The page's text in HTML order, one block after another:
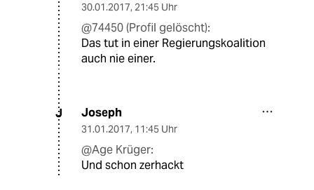
30.01.2017, 21:45 Uhr
@74450 (Profil gelöscht):
Das tut in einer Regierungskoalition
auch nie einer.
J Joseph
31.01.2017, 11:45 Uhr
@Age Krüger:
Und schon zerhackt